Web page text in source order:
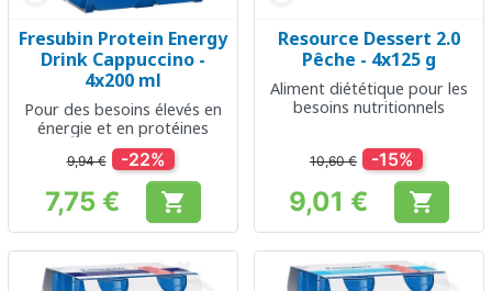
Fresubin Protein Energy
Drink Cappuccino -
4x200 ml
Pour des besoins élevés en
énergie et en protéines
9,94 € -22%
Prix
7,75 € 
Resource Dessert 2.0
Pêche - 4x125 g
Aliment diététique pour les
besoins nutritionnels
10,60 € -15%
Prix
9,01 € 